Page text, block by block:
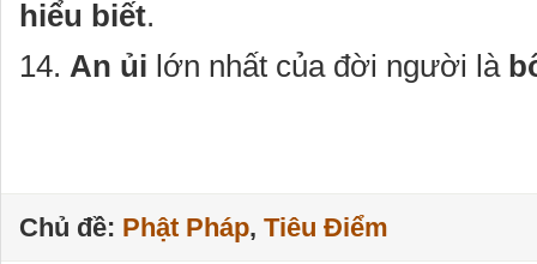
hiểu biết.
14. An ủi lớn nhất của đời người là
Chủ đề: Phật Pháp, Tiêu Điểm